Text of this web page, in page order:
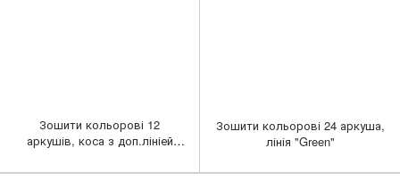
Зошити кольорові 12
аркушів, коса з доп.лініей
Зошити кольорові 24 аркуша,
лінія "Green"